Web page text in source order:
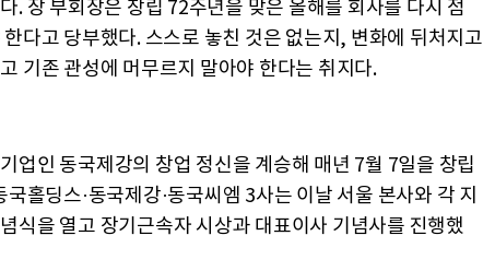
. 장 부회장은 창립 72주년을 맞은 올해를 회사를 다시 점
다고 당부했다. 스스로 놓친 것은 없는지, 변화에 뒤처지고
기존 관성에 머무르지 말아야 한다는 취지다.
업인 동국제강의 창업 정신을 계승해 매년 7월 7일을 창립
홀딩스·동국제강·동국씨엠 3사는 이날 서울 본사와 각 지
식을 열고 장기근속자 시상과 대표이사 기념사를 진행했